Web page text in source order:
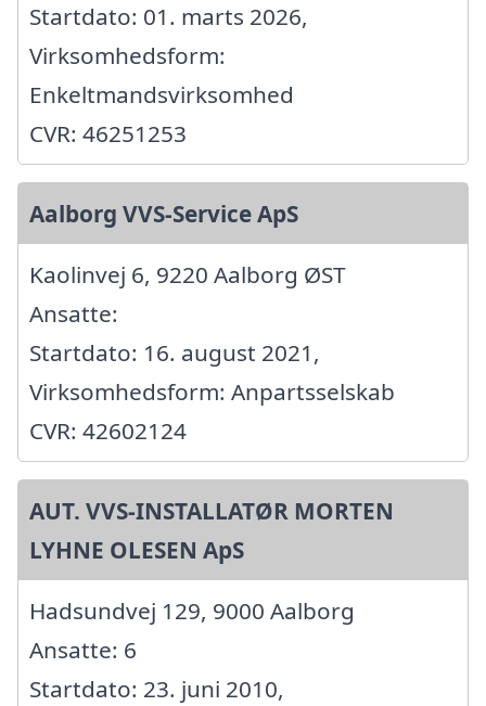
Startdato: 01. marts 2026,
Virksomhedsform:
Enkeltmandsvirksomhed
CVR: 46251253
Aalborg VVS-Service ApS
Kaolinvej 6, 9220 Aalborg ØST
Ansatte:
Startdato: 16. august 2021,
Virksomhedsform: Anpartsselskab
CVR: 42602124
AUT. VVS-INSTALLATØR MORTEN
LYHNE OLESEN ApS
Hadsundvej 129, 9000 Aalborg
Ansatte: 6
Startdato: 23. juni 2010,